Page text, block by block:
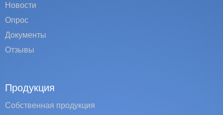
Новости
Опрос
Документы
Отзывы
Продукция
Собственная продукция